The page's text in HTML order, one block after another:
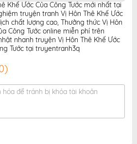
Khế Ước Của Công Tước mới nhất tại
truyện tranh Vị Hôn Thê Khế Ước
chất lượng cao, Thưởng thức Vị Hôn
Công Tước online miễn phí trên
nhanh truyện Vị Hôn Thê Khế Ước
Tước tại truyentranh3q
)
hóa để tránh bị khóa tài khoản